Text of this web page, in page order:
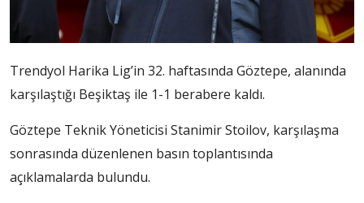
Trendyol Harika Lig’in 32. haftasında Göztepe, alanında
karşılaştığı Beşiktaş ile 1-1 berabere kaldı.
Göztepe Teknik Yöneticisi Stanimir Stoilov, karşılaşma
sonrasında düzenlenen basın toplantısında
açıklamalarda bulundu.